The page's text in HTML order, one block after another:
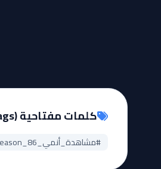
كلمات مفتاحية (Tags)
#مشاهدة_أنمي_86_2nd_Season